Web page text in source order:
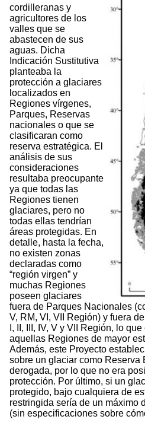
cordilleranas y
agricultores de los
valles que se
abastecen de sus
aguas. Dicha
Indicación Sustitutiva
planteaba la
protección a glaciares
localizados en
Regiones vírgenes,
Parques, Reservas
nacionales o que se
clasificaran como
reserva estratégica. El
análisis de sus
consideraciones
resultaba preocupante
ya que todas las
Regiones tienen
glaciares, pero no
todas ellas tendrían
áreas protegidas. En
detalle, hasta la fecha,
no existen zonas
declaradas como
“región virgen” y
muchas Regiones
poseen glaciares
fuera de Parques Nacionales
V, RM, VI, VII Región) y fuera
I, II, III, IV, V y VII Región, lo
aquellas Regiones de mayor
Además, este Proyecto
sobre un glaciar como Reserva
derogada, por lo que no era
protección. Por último, si un
protegido, bajo cualquiera de
restringida sería de un máximo
(sin especificaciones sobre